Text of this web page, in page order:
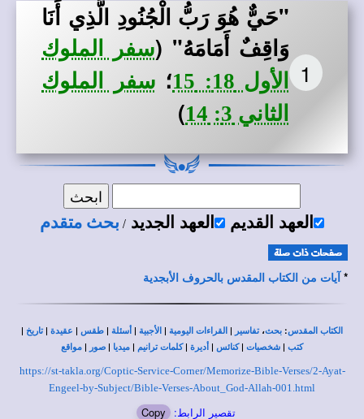
1
"حَيٌّ هُوَ رَبُّ الْجُنُودِ الَّذِي أَنَا
وَاقِفٌ أَمَامَهُ" (سفر الملوك
الأول 18: 15
؛ سفر الملوك
الثاني 3: 14
)
العهد القديم العهد الجديد / بحث متقدم
* آيات من الكتاب المقدس بالحروف الأبجدية
الكتاب المقدس: بحث،تفاسير | القراءات اليومية | الأجبية | أسئلة | طقس | عقيدة |تاريخ |
كتب | شخصيات |كنائس | أديرة |كلمات ترانيم | ميديا | صور | مواقع
https://st-takla.org/Coptic-Service-Corner/Memorize-Bible-Verses/2-Ayat-
Engeel-by-Subject/Bible-Verses-About_God-Allah-001.html
تقصير الرابط: Copy